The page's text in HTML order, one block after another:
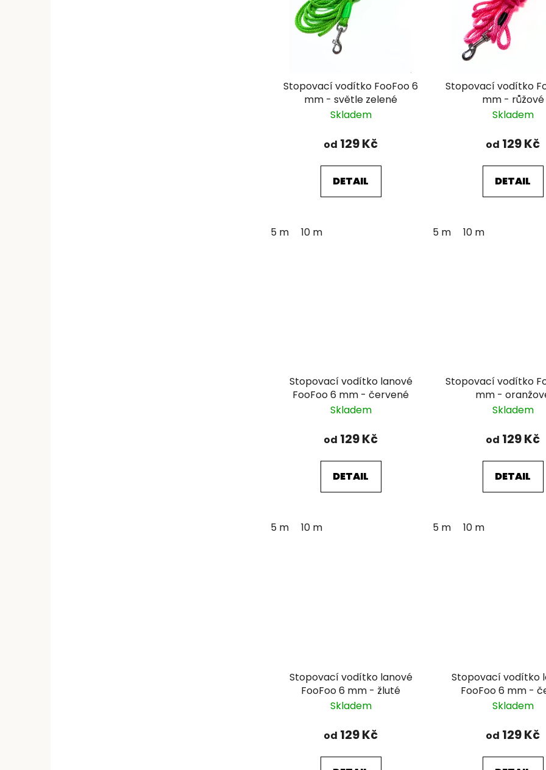
Stopovací vodítko FooFoo 6
mm - světle zelené
Skladem
od 129 Kč
DETAIL
5 m 10 m
Stopovací vodítko
mm - růžové
Skladem
od 129 Kč
DETAIL
5 m 10 m
Stopovací vodítko lanové
FooFoo 6 mm - červené
Skladem
od 129 Kč
DETAIL
5 m 10 m
Stopovací vodítko
mm -
Skladem
od 129 Kč
DETAIL
5 m 10 m
Stopovací vodítko lanové
FooFoo 6 mm - žluté
Skladem
od 129 Kč
Stopovací vodítko
FooFoo 6 mm -
Skladem
od 129 Kč